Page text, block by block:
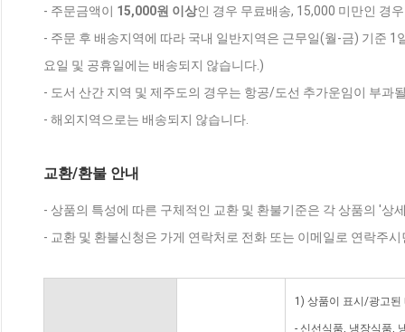
- 주문금액이 15,000원 이상인 경우 무료배송, 15,000 미만인 경
- 주문 후 배송지역에 따라 국내 일반지역은 근무일(월-금) 기준
요일 및 공휴일에는 배송되지 않습니다.)
- 도서 산간 지역 및 제주도의 경우는 항공/도선 추가운임이 부과
- 해외지역으로는 배송되지 않습니다.
교환/환불 안내
- 상품의 특성에 따른 구체적인 교환 및 환불기준은 각 상품의 '상
- 교환 및 환불신청은 가게 연락처로 전화 또는 이메일로 연락주
1) 상품이 표시/광고된
- 신선식품, 냉장식품,